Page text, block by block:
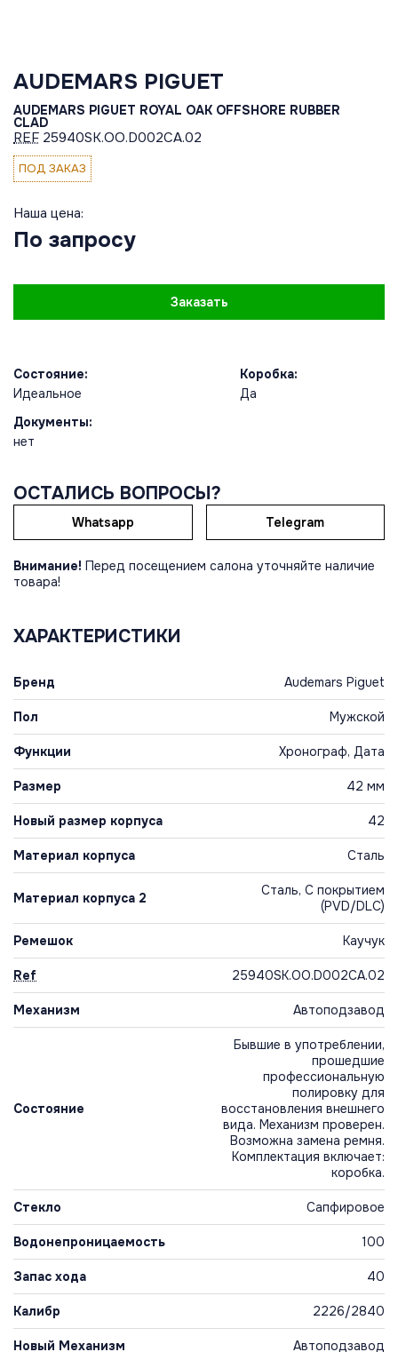
AUDEMARS PIGUET
AUDEMARS PIGUET ROYAL OAK OFFSHORE RUBBER
CLAD
REF 25940SK.OO.D002CA.02
ПОД ЗАКАЗ
Наша цена:
По запросу
Заказать
Состояние:
Идеальное
Коробка:
Да
Документы:
нет
ОСТАЛИСЬ ВОПРОСЫ?
Whatsapp Telegram
Внимание! Перед посещением салона уточняйте наличие
товара!
ХАРАКТЕРИСТИКИ
Бренд Audemars Piguet
Пол Мужской
Функции Хронограф, Дата
Размер 42 мм
Новый размер корпуса 42
Материал корпуса Сталь
Материал корпуса 2
Сталь, С покрытием
(PVD/DLC)
Ремешок Каучук
Ref 25940SK.OO.D002CA.02
Механизм Автоподзавод
Состояние
Бывшие в употреблении,
прошедшие
профессиональную
полировку для
восстановления внешнего
вида. Механизм проверен.
Возможна замена ремня.
Комплектация включает:
коробка.
Стекло Сапфировое
Водонепроницаемость 100
Запас хода 40
Калибр 2226/2840
Новый Механизм Автоподзавод